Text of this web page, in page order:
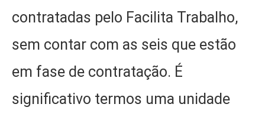
contratadas pelo Facilita Trabalho,
sem contar com as seis que estão
em fase de contratação. É
significativo termos uma unidade